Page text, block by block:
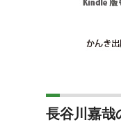
長谷川嘉哉